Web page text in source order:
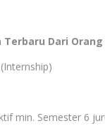
Dari
min. Semester 6